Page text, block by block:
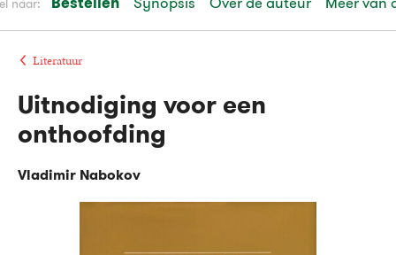
Voor
23:59
volgendein
Veilig betalen
retourneren
auteurs
en
uitgevers
naar:
Literatuur
Uitnodiging voor een
onthoofding
Vladimir Nabokov